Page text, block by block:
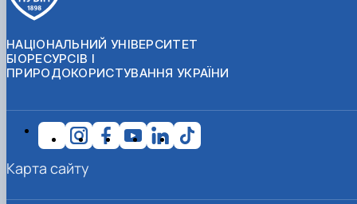
НАЦІОНАЛЬНИЙ УНІВЕРСИТЕТ
БІОРЕСУРСІВ І
ПРИРОДОКОРИСТУВАННЯ УКРАЇНИ
Карта сайту